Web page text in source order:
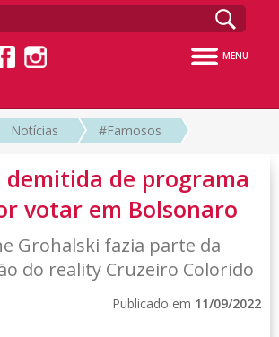
MENU
Notícias #Famosos
demitida de programa
votar em Bolsonaro
Grohalski fazia parte da
do reality Cruzeiro Colorido
Publicado em 11/09/2022